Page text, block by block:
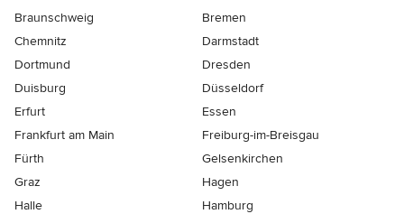
Braunschweig
Bremen
Chemnitz
Darmstadt
Dortmund
Dresden
Duisburg
Düsseldorf
Erfurt
Essen
Frankfurt am Main
Freiburg-im-Breisgau
Fürth
Gelsenkirchen
Graz
Hagen
Halle
Hamburg